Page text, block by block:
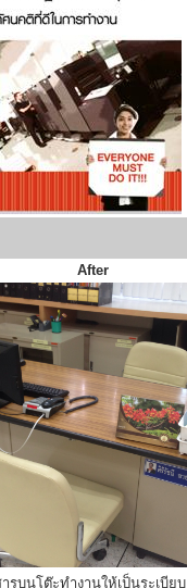
After
ารบนโต๊ะทำงานให้เป็นระเบียบ